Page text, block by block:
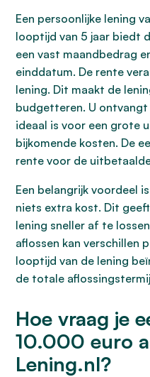
Een persoonlijke lening
looptijd van 5 jaar biedt
een vast maandbedrag
einddatum. De rente
lening. Dit maakt de
budgetteren. U ontvangt
ideaal is voor een grote
bijkomende kosten. De
rente voor de
Een belangrijk voordeel
niets extra kost. Dit
lening sneller af te
aflossen kan verschillen
looptijd van de lening
de totale
Hoe vraag je
10.000 euro
Lening.nl?